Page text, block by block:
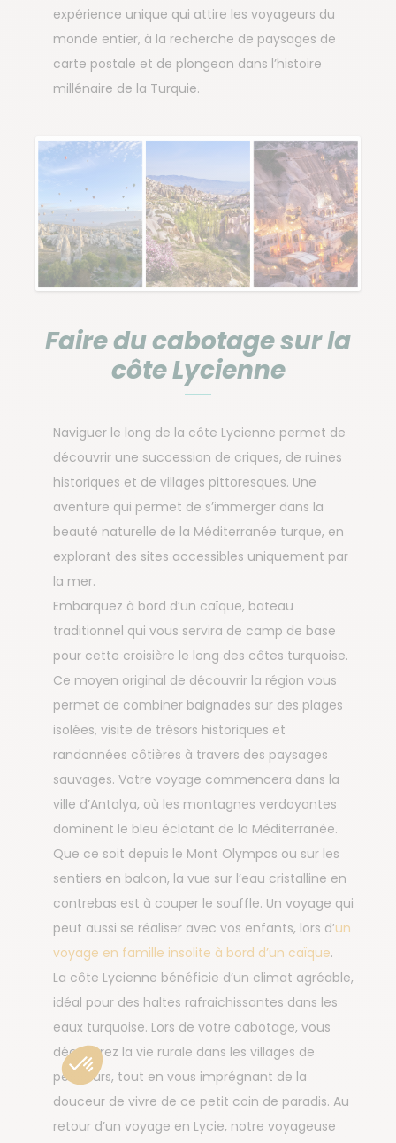
expérience unique qui attire les voyageurs du
monde entier, à la recherche de paysages de
carte postale et de plongeon dans l’histoire
millénaire de la Turquie.
Faire du cabotage sur la
côte Lycienne
Naviguer le long de la côte Lycienne permet de
découvrir une succession de criques, de ruines
historiques et de villages pittoresques. Une
aventure qui permet de s’immerger dans la
beauté naturelle de la Méditerranée turque, en
explorant des sites accessibles uniquement par
la mer.
Embarquez à bord d’un caïque, bateau
traditionnel qui vous servira de camp de base
pour cette croisière le long des côtes turquoise.
Ce moyen original de découvrir la région vous
permet de combiner baignades sur des plages
isolées, visite de trésors historiques et
randonnées côtières à travers des paysages
sauvages. Votre voyage commencera dans la
ville d’Antalya, où les montagnes verdoyantes
dominent le bleu éclatant de la Méditerranée.
Que ce soit depuis le Mont Olympos ou sur les
sentiers en balcon, la vue sur l’eau cristalline en
contrebas est à couper le souffle. Un voyage qui
peut aussi se réaliser avec vos enfants, lors d’un
voyage en famille insolite à bord d’un caïque.
La côte Lycienne bénéficie d’un climat agréable,
idéal pour des haltes rafraichissantes dans les
eaux turquoise. Lors de votre cabotage, vous
découvrez la vie rurale dans les villages de
pêcheurs, tout en vous imprégnant de la
douceur de vivre de ce petit coin de paradis. Au
retour d’un voyage en Lycie, notre voyageuse